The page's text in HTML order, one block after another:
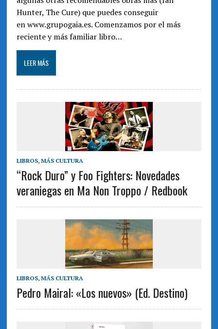
Hunter, The Cure) que puedes conseguir
en www.grupogaia.es. Comenzamos por el más
reciente y más familiar libro…
LEER MÁS
LIBROS, MÁS CULTURA
“Rock Duro” y Foo Fighters: Novedades
veraniegas en Ma Non Troppo / Redbook
LIBROS, MÁS CULTURA
Pedro Mairal: «Los nuevos» (Ed. Destino)